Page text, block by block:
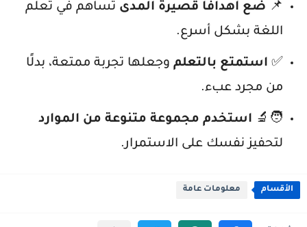
📌 ضع أهدافًا قصيرة المدى تساهم في تعلم
اللغة بشكل أسرع.
✅ استمتع بالتعلم وجعلها تجربة ممتعة، بدلًا
من مجرد عبء.
🧑‍🔬 استخدم مجموعة متنوعة من الموارد
لتحفيز نفسك على الاستمرار.
الأقسام معلومات عامة